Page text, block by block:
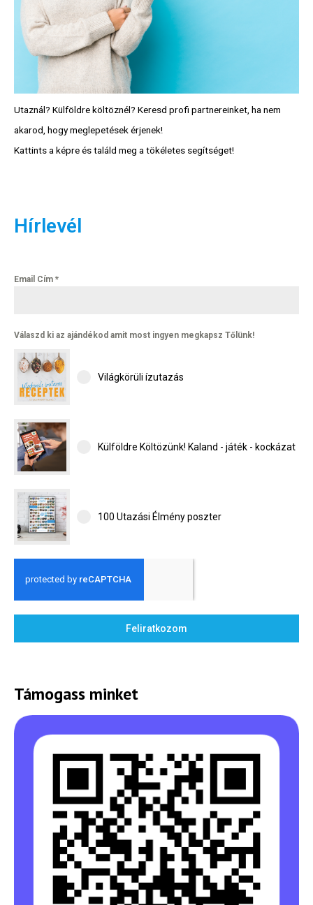
Partnerprogram
Oszd meg történeted!
Külföldi munkaajánlatok
Utaznál? Külföldre költöznél? Keresd profi partnereinket, ha nem
akarod, hogy meglepetések érjenek!
Kattints a képre és találd meg a tökéletes segítséget!
Hírlevél
Email Cím *
Válaszd ki az ajándékod amit most ingyen megkapsz Tőlünk!
Világkörüli ízutazás
Külföldre Költözünk! Kaland - játék - kockázat
100 Utazási Élmény poszter
Feliratkozom
Támogass minket